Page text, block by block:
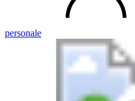
personale